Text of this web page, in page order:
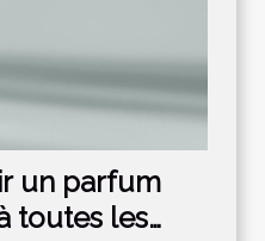
un parfum
toutes les